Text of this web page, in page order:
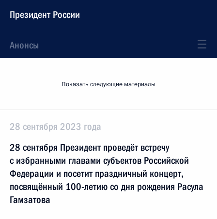
Президент России
Анонсы
Показать следующие материалы
28 сентября 2023 года
28 сентября Президент проведёт встречу
с избранными главами субъектов Российской
Федерации и посетит праздничный концерт,
посвящённый 100-летию со дня рождения Расула
Гамзатова